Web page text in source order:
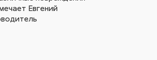
Евгений